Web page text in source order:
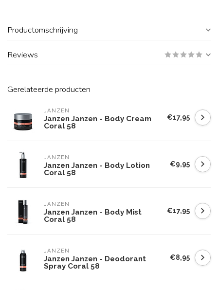
Productomschrijving
Reviews
Gerelateerde producten
JANZEN
Janzen Janzen - Body Cream
Coral 58
€17,95
JANZEN
Janzen Janzen - Body Lotion
Coral 58
€9,95
JANZEN
Janzen Janzen - Body Mist
Coral 58
€17,95
JANZEN
Janzen Janzen - Deodorant
Spray Coral 58
€8,95